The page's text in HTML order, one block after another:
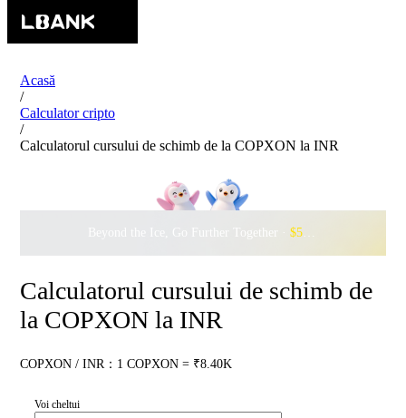
Acasă
/
Calculator cripto
/
Calculatorul cursului de schimb de la COPXON la INR
Beyond the Ice, Go Further Together · $500,000
Calculatorul cursului de schimb de
la COPXON la INR
COPXON / INR：1 COPXON = ₹8.40K
Voi cheltui